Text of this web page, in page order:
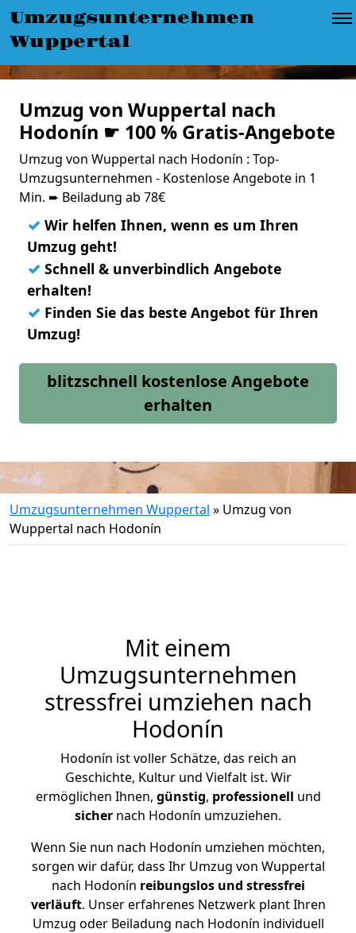
Umzugsunternehmen
Wuppertal
Umzug von Wuppertal nach
Hodonín ☛ 100 % Gratis-Angebote
Umzug von Wuppertal nach Hodonín : Top-
Umzugsunternehmen - Kostenlose Angebote in 1
Min. ➨ Beiladung ab 78€
✓ Wir helfen Ihnen, wenn es um Ihren
Umzug geht!
✓ Schnell & unverbindlich Angebote
erhalten!
✓ Finden Sie das beste Angebot für Ihren
Umzug!
blitzschnell kostenlose Angebote
erhalten
Umzugsunternehmen Wuppertal » Umzug von
Wuppertal nach Hodonín
Mit einem
Umzugsunternehmen
stressfrei umziehen nach
Hodonín
Hodonín ist voller Schätze, das reich an
Geschichte, Kultur und Vielfalt ist. Wir
ermöglichen Ihnen, günstig, professionell und
sicher nach Hodonín umzuziehen.
Wenn Sie nun nach Hodonín umziehen möchten,
sorgen wir dafür, dass Ihr Umzug von Wuppertal
nach Hodonín reibungslos und stressfrei
verläuft. Unser erfahrenes Netzwerk plant Ihren
Umzug oder Beiladung nach Hodonín individuell